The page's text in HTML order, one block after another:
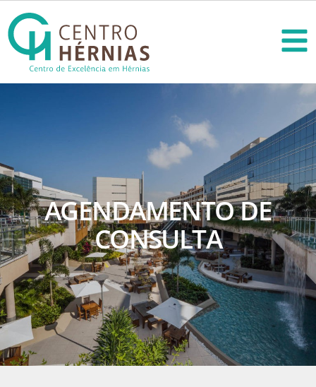
AGENDAMENTO DE
CONSULTA